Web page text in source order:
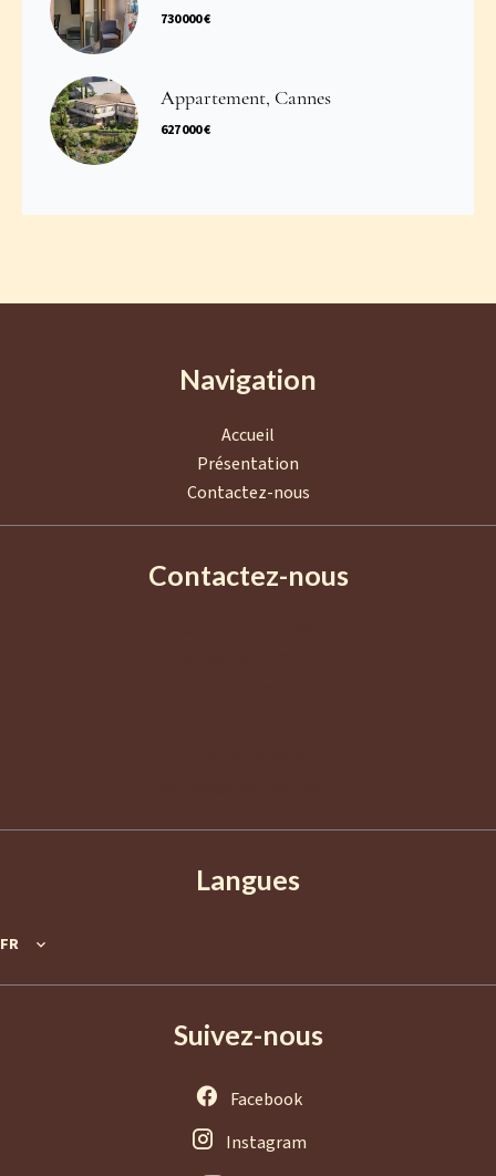
730 000 €
Appartement, Cannes
627 000 €
Navigation
Accueil
Présentation
Contactez-nous
Contactez-nous
Langues
FR
Suivez-nous
Facebook
Instagram